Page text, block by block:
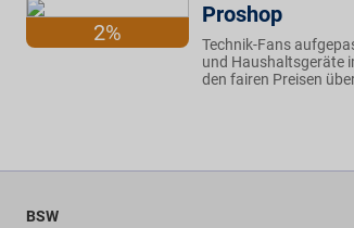
2%
Proshop
Technik-Fans
und Haushaltsgeräte
den fairen Preisen
BSW